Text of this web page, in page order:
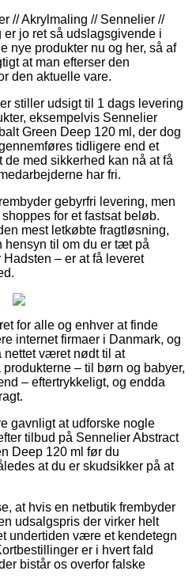
// Akrylmaling // Sennelier //
jo ret så udslagsgivende i
nye produkter nu og her, så af
at man efterser den
den aktuelle vare.
stiller udsigt til 1 dags levering
eksempelvis Sennelier
Green Deep 120 ml, der dog
tidligere end et
de med sikkerhed kan nå at få
har fri.
gebyrfri levering, men
for et fastsat beløb.
mest letkøbte fragtløsning,
til om du er tæt på
– er at få leveret
for alle og enhver at finde
internet firmaer i Danmark, og
nettet været nødt til at
– til børn og babyer,
– eftertrykkeligt, og endda
gavnligt at udforske nogle
tilbud på Sennelier Abstract
Deep 120 ml før du
at du er skudsikker på at
at hvis en netbutik frembyder
udsalgspris der virker helt
undertiden være et kendetegn
er i hvert fald
bistår os overfor falske